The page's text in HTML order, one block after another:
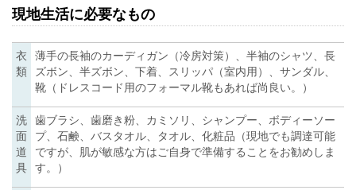
現地生活に必要なもの
衣
類
薄手の長袖のカーディガン（冷房対策）、半袖のシャツ、長
ズボン、半ズボン、下着、スリッパ（室内用）、サンダル、
靴（ドレスコード用のフォーマル靴もあれば尚良い。）
洗
面
道
具
歯ブラシ、歯磨き粉、カミソリ、シャンプー、ボディーソー
プ、石鹸、バスタオル、タオル、化粧品（現地でも調達可能
ですが、肌が敏感な方はご自身で準備することをお勧めしま
す。）